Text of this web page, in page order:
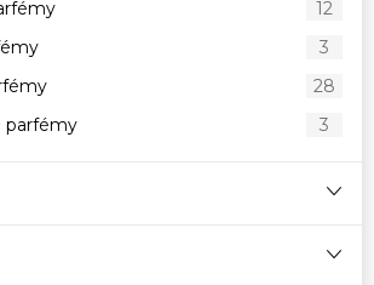
12
3
28
parfémy
3